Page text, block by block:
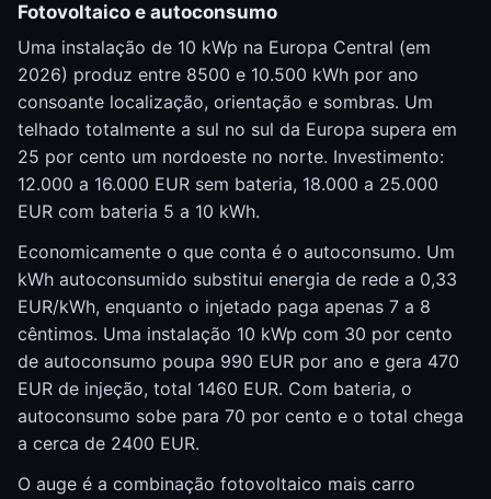
Fotovoltaico e autoconsumo
Uma instalação de 10 kWp na Europa Central (em
2026) produz entre 8500 e 10.500 kWh por ano
consoante localização, orientação e sombras. Um
telhado totalmente a sul no sul da Europa supera em
25 por cento um nordoeste no norte. Investimento:
12.000 a 16.000 EUR sem bateria, 18.000 a 25.000
EUR com bateria 5 a 10 kWh.
Economicamente o que conta é o autoconsumo. Um
kWh autoconsumido substitui energia de rede a 0,33
EUR/kWh, enquanto o injetado paga apenas 7 a 8
cêntimos. Uma instalação 10 kWp com 30 por cento
de autoconsumo poupa 990 EUR por ano e gera 470
EUR de injeção, total 1460 EUR. Com bateria, o
autoconsumo sobe para 70 por cento e o total chega
a cerca de 2400 EUR.
O auge é a combinação fotovoltaico mais carro